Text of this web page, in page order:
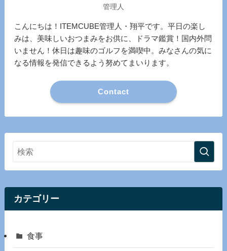
管理人
こんにちは！ITEMCUBE管理人・翔平です。平日の楽し
みは、美味しいおつまみをお供に、ドラマ鑑賞！国内外問
いません！休日は趣味のゴルフを満喫中。みなさんの気に
なる情報を発信できるよう努めてまいります。
Contact
カテゴリー
食事